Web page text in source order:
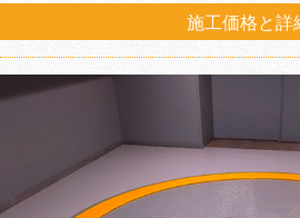
施工価格と詳